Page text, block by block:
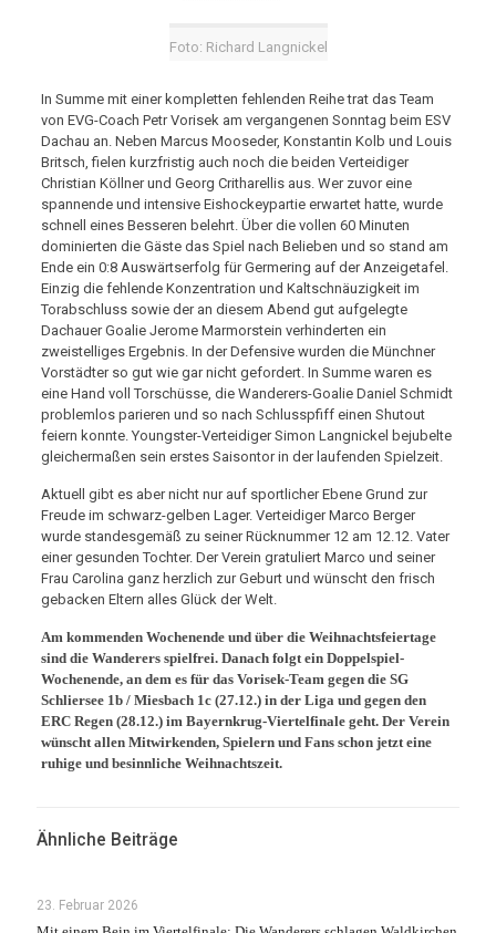
Foto: Richard Langnickel
In Summe mit einer kompletten fehlenden Reihe trat das Team
von EVG-Coach Petr Vorisek am vergangenen Sonntag beim ESV
Dachau an. Neben Marcus Mooseder, Konstantin Kolb und Louis
Britsch, fielen kurzfristig auch noch die beiden Verteidiger
Christian Köllner und Georg Critharellis aus. Wer zuvor eine
spannende und intensive Eishockeypartie erwartet hatte, wurde
schnell eines Besseren belehrt. Über die vollen 60 Minuten
dominierten die Gäste das Spiel nach Belieben und so stand am
Ende ein 0:8 Auswärtserfolg für Germering auf der Anzeigetafel.
Einzig die fehlende Konzentration und Kaltschnäuzigkeit im
Torabschluss sowie der an diesem Abend gut aufgelegte
Dachauer Goalie Jerome Marmorstein verhinderten ein
zweistelliges Ergebnis. In der Defensive wurden die Münchner
Vorstädter so gut wie gar nicht gefordert. In Summe waren es
eine Hand voll Torschüsse, die Wanderers-Goalie Daniel Schmidt
problemlos parieren und so nach Schlusspfiff einen Shutout
feiern konnte. Youngster-Verteidiger Simon Langnickel bejubelte
gleichermaßen sein erstes Saisontor in der laufenden Spielzeit.
Aktuell gibt es aber nicht nur auf sportlicher Ebene Grund zur
Freude im schwarz-gelben Lager. Verteidiger Marco Berger
wurde standesgemäß zu seiner Rücknummer 12 am 12.12. Vater
einer gesunden Tochter. Der Verein gratuliert Marco und seiner
Frau Carolina ganz herzlich zur Geburt und wünscht den frisch
gebacken Eltern alles Glück der Welt.
Am kommenden Wochenende und über die Weihnachtsfeiertage
sind die Wanderers spielfrei. Danach folgt ein Doppelspiel-
Wochenende, an dem es für das Vorisek-Team gegen die SG
Schliersee 1b / Miesbach 1c (27.12.) in der Liga und gegen den
ERC Regen (28.12.) im Bayernkrug-Viertelfinale geht. Der Verein
wünscht allen Mitwirkenden, Spielern und Fans schon jetzt eine
ruhige und besinnliche Weihnachtszeit.
Ähnliche Beiträge
23. Februar 2026